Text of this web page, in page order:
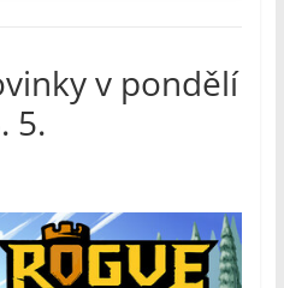
v pondělí
5.